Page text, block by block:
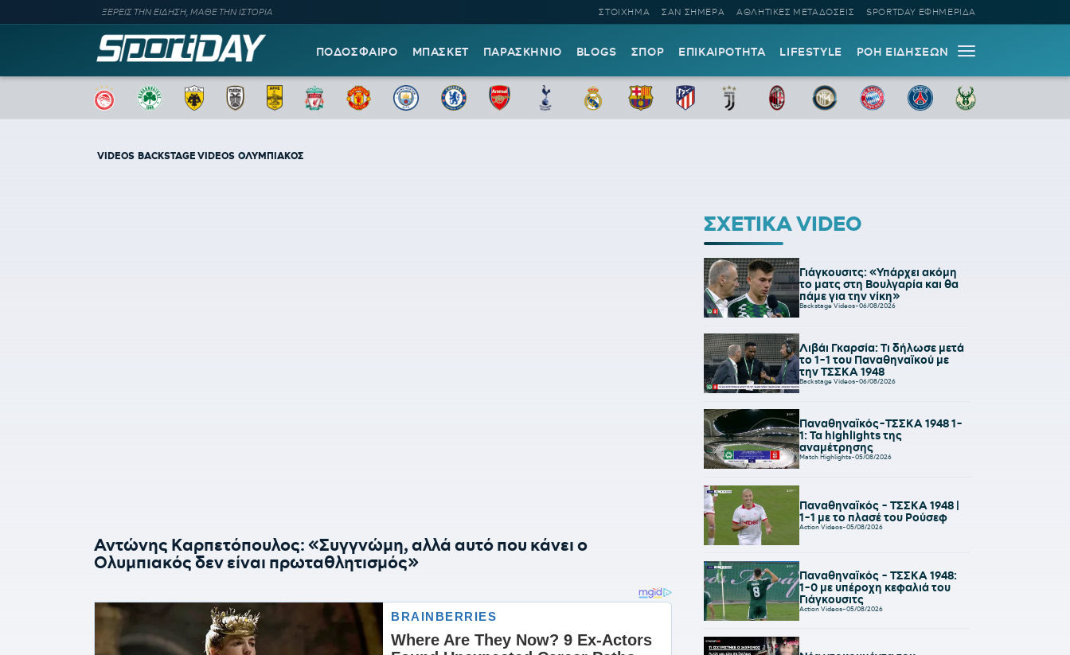
ΞΕΡΕΙΣ ΤΗΝ ΕΙΔΗΣΗ, ΜΑΘΕ ΤΗΝ ΙΣΤΟΡΙΑ ΣΤΟΙΧΗΜΑ ΣΑΝ ΣΗΜΕΡΑ ΑΘΛΗΤΙΚΕΣ ΜΕΤΑΔΟΣΕΙΣ SPORTDAY ΕΦΗΜΕΡΙΔΑ
ΠΟΔΟΣΦΑΙΡΟ ΜΠΑΣΚΕΤ ΠΑΡΑΣΚΗΝΙΟ BLOGS ΣΠΟΡ ΕΠΙΚΑΙΡΟΤΗΤΑ LIFESTYLE ΡΟΗ ΕΙΔΗΣΕΩΝ
VIDEOS BACKSTAGE VIDEOS ΟΛΥΜΠΙΑΚΟΣ
Αντώνης Καρπετόπουλος: «Συγγνώμη, αλλά αυτό που κάνει ο
Ολυμπιακός δεν είναι πρωταθλητισμός»
ΣΧΕΤΙΚΑ VIDEO
Γιάγκουσιτς: «Υπάρχει ακόμη
το ματς στη Βουλγαρία και θα
πάμε για την νίκη»
Backstage Videos-06/08/2026
Λιβάι Γκαρσία: Τι δήλωσε μετά
το 1-1 του Παναθηναϊκού με
την ΤΣΣΚΑ 1948
Backstage Videos-06/08/2026
Παναθηναϊκός-ΤΣΣΚΑ 1948 1-
1: Τα highlights της
αναμέτρησης
Match Highlights-05/08/2026
Παναθηναϊκός - ΤΣΣΚΑ 1948 |
1-1 με το πλασέ του Ρούσεφ
Action Videos-05/08/2026
Παναθηναϊκός - ΤΣΣΚΑ 1948:
1-0 με υπέροχη κεφαλιά του
Γιάγκουσιτς
Action Videos-05/08/2026